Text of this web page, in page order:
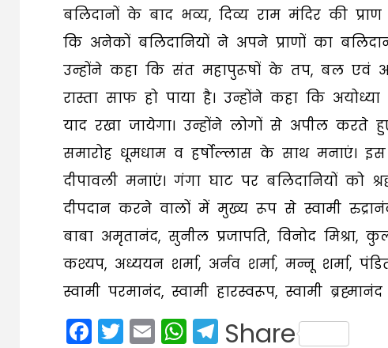
बलिदानों के बाद भव्य, दिव्य राम मंदिर की
कि अनेकों बलिदानियों ने अपने प्राणों का
उन्होंने कहा कि संत महापुरूषों के तप, बल एवं
रास्ता साफ हो पाया है। उन्होंने कहा कि
याद रखा जायेगा। उन्होंने लोगों से अपील करते
समारोह धूमधाम व हर्षोल्लास के साथ मनाएं।
दीपावली मनाएं। गंगा घाट पर बलिदानियों को
दीपदान करने वालों में मुख्य रूप से स्वामी
बाबा अमृतानंद, सुनील प्रजापति, विनोद मिश्रा,
कश्यप, अध्ययन शर्मा, अर्नव शर्मा, मन्नू शर्मा,
स्वामी परमानंद, स्वामी हारस्वरूप, स्वामी
Facebook
Twitter
EmailWhatsApp
Telegram
Share